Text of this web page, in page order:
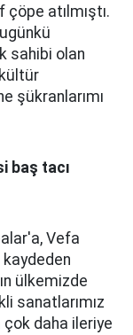
atılmıştı.
sahibi olan
şükranlarımı
baş tacı
Vefa
ülkemizde
sanatlarımız
daha ileriye